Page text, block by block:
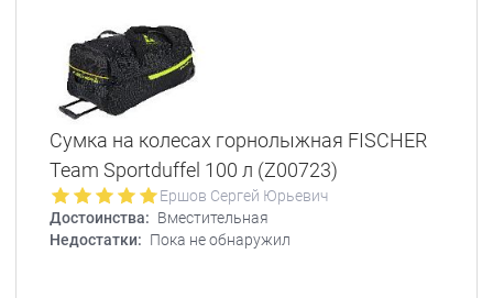
Сумка на колесах горнолыжная FISCHER
Team Sportduffel 100 л (Z00723)
Ершов Сергей Юрьевич
Достоинства: Вместительная
Недостатки: Пока не обнаружил